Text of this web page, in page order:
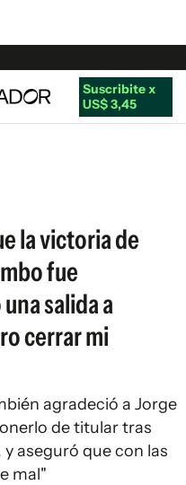
Suscribite x
US$ 3,45
la victoria de
fue
salida a
cerrar mi
agradeció a Jorge
de titular tras
aseguró que con las
mal"